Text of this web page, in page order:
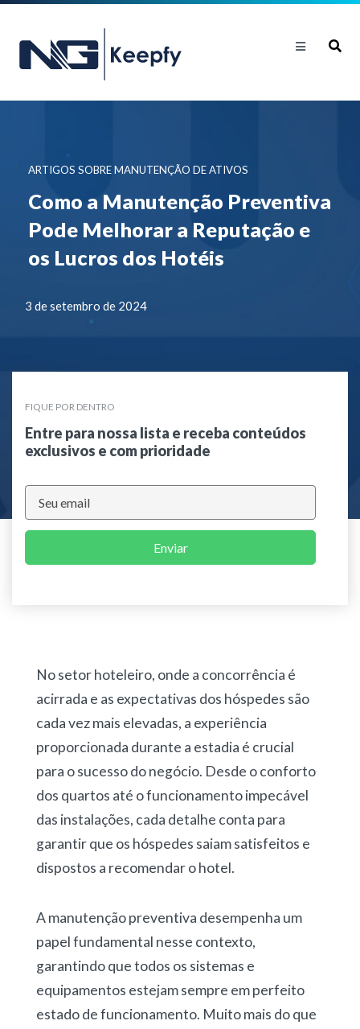
ARTIGOS SOBRE MANUTENÇÃO DE ATIVOS
Como a Manutenção Preventiva
Pode Melhorar a Reputação e
os Lucros dos Hotéis
3 de setembro de 2024
FIQUE POR DENTRO
Entre para nossa lista e receba conteúdos
exclusivos e com prioridade
Enviar
No setor hoteleiro, onde a concorrência é
acirrada e as expectativas dos hóspedes são
cada vez mais elevadas, a experiência
proporcionada durante a estadia é crucial
para o sucesso do negócio. Desde o conforto
dos quartos até o funcionamento impecável
das instalações, cada detalhe conta para
garantir que os hóspedes saiam satisfeitos e
dispostos a recomendar o hotel.
A manutenção preventiva desempenha um
papel fundamental nesse contexto,
garantindo que todos os sistemas e
equipamentos estejam sempre em perfeito
estado de funcionamento. Muito mais do que